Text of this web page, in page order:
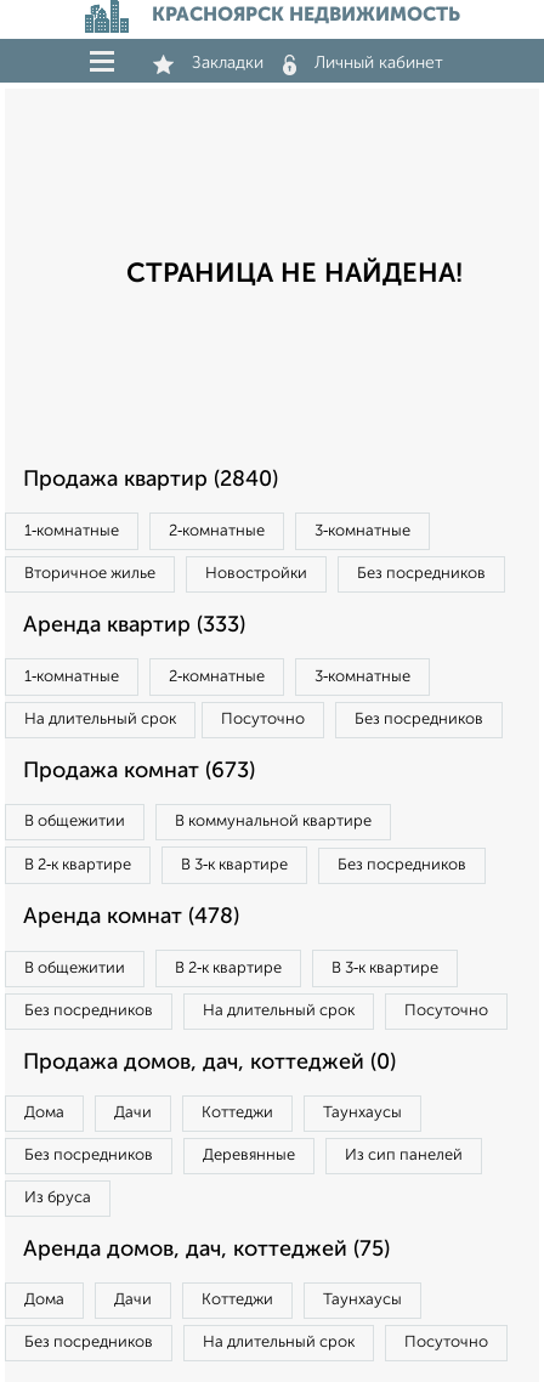
КРАСНОЯРСК НЕДВИЖИМОСТЬ
Закладки Личный кабинет
СТРАНИЦА НЕ НАЙДЕНА!
Продажа квартир (2840)
1‑комнатные 2‑комнатные 3‑комнатные
Вторичное жилье Новостройки Без посредников
Аренда квартир (333)
1‑комнатные 2‑комнатные 3‑комнатные
На длительный срок Посуточно Без посредников
Продажа комнат (673)
В общежитии В коммунальной квартире
В 2‑к квартире В 3‑к квартире Без посредников
Аренда комнат (478)
В общежитии В 2‑к квартире В 3‑к квартире
Без посредников На длительный срок Посуточно
Продажа домов, дач, коттеджей (0)
Дома Дачи Коттеджи Таунхаусы
Без посредников Деревянные Из сип панелей
Из бруса
Аренда домов, дач, коттеджей (75)
Дома Дачи Коттеджи Таунхаусы
Без посредников На длительный срок Посуточно